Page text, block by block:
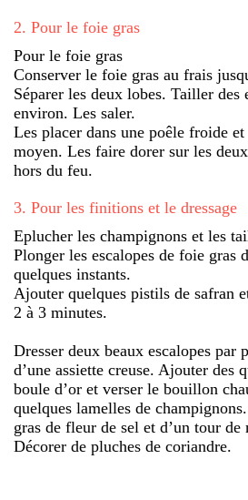
2. Pour le foie gras
Pour le foie gras
Conserver le foie gras au frais
Séparer les deux lobes. Tailler des
environ. Les saler.
Les placer dans une poêle froide
moyen. Les faire dorer sur les
hors du feu.
3. Pour les finitions et le dressage
Eplucher les champignons et les
Plonger les escalopes de foie gras
quelques instants.
Ajouter quelques pistils de safran
2 à 3 minutes.
Dresser deux beaux escalopes par
d’une assiette creuse. Ajouter des
boule d’or et verser le bouillon
quelques lamelles de
gras de fleur de sel et d’un tour
Décorer de pluches de coriandre.